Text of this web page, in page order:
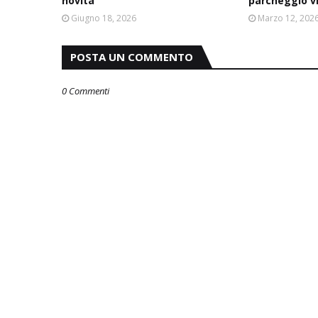
Giugno 18, 2026 Marzo 12,
POSTA UN COMMENTO
0 Commenti